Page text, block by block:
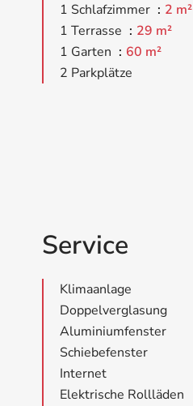
1 Schlafzimmer
2 m²
1 Terrasse
29 m²
1 Garten
60 m²
2 Parkplätze
Service
Klimaanlage
Doppelverglasung
Aluminiumfenster
Schiebefenster
Internet
Elektrische Rollläden